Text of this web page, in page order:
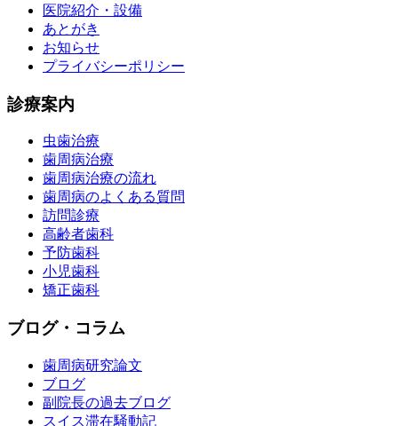
医院紹介・設備
あとがき
お知らせ
プライバシーポリシー
診療案内
虫歯治療
歯周病治療
歯周病治療の流れ
歯周病のよくある質問
訪問診療
高齢者歯科
予防歯科
小児歯科
矯正歯科
ブログ・コラム
歯周病研究論文
ブログ
副院長の過去ブログ
スイス滞在騒動記